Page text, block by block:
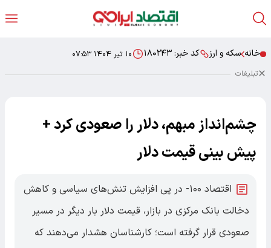
خانه سکه و ارز کد خبر: ۱۸۰۲۴۳ ۱۰ تیر ۱۴۰۴ ۰۷:۵۳
تبلیغات
چشم‌انداز مبهم، دلار را صعودی کرد +
پیش بینی قیمت دلار
اقتصاد ۱۰۰- در پی افزایش تنش‌های سیاسی و کاهش
دخالت بانک مرکزی در بازار، قیمت دلار بار دیگر در مسیر
صعودی قرار گرفته است؛ کارشناسان هشدار می‌دهند که